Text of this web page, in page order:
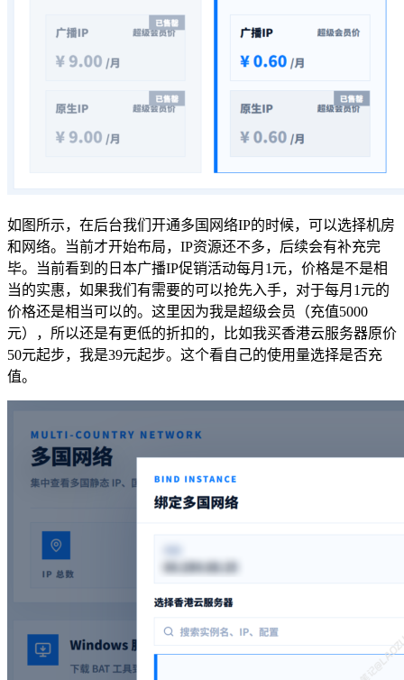
如图所示，在后台我们开通多国网络IP的时候，可以选择机房
和网络。当前才开始布局，IP资源还不多，后续会有补充完
毕。当前看到的日本广播IP促销活动每月1元，价格是不是相
当的实惠，如果我们有需要的可以抢先入手，对于每月1元的
价格还是相当可以的。这里因为我是超级会员（充值5000
元），所以还是有更低的折扣的，比如我买香港云服务器原价
50元起步，我是39元起步。这个看自己的使用量选择是否充
值。